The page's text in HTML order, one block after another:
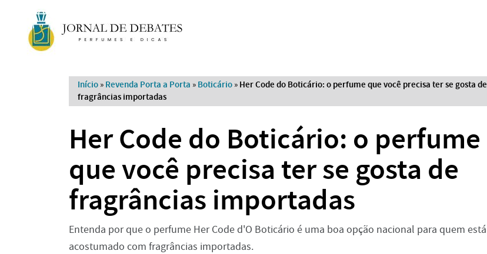
Início » Revenda Porta a Porta » Boticário » Her Code do Boticário: o perfume que você precisa ter se gosta de
fragrâncias importadas
Her Code do Boticário: o perfume
que você precisa ter se gosta de
fragrâncias importadas
Entenda por que o perfume Her Code d'O Boticário é uma boa opção nacional para quem está
acostumado com fragrâncias importadas.